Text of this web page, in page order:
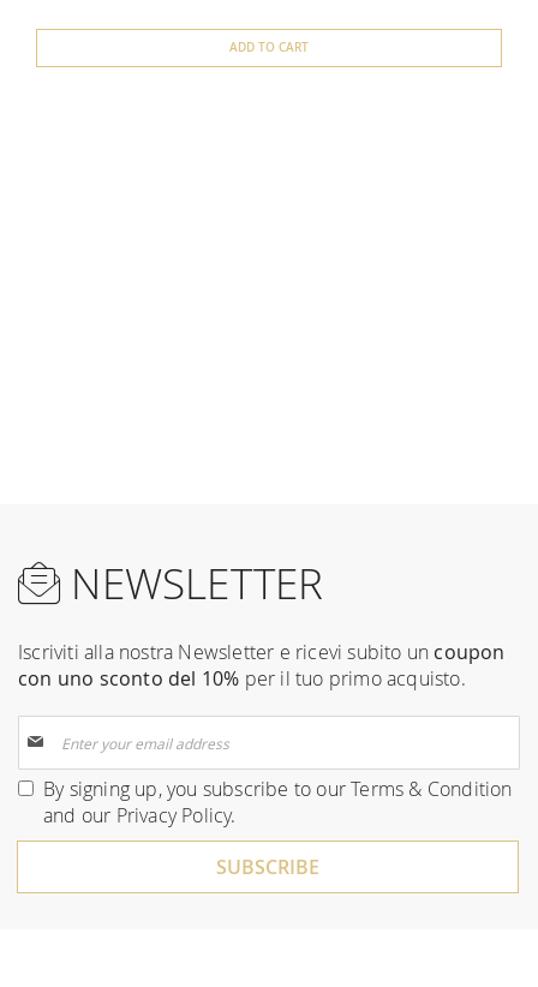
ADD TO CART
NEWSLETTER
Iscriviti alla nostra Newsletter e ricevi subito un coupon
con uno sconto del 10% per il tuo primo acquisto.
Up
for
Our
By signing up, you subscribe to ourTerms & Condition
and our Privacy Policy.
SUBSCRIBE